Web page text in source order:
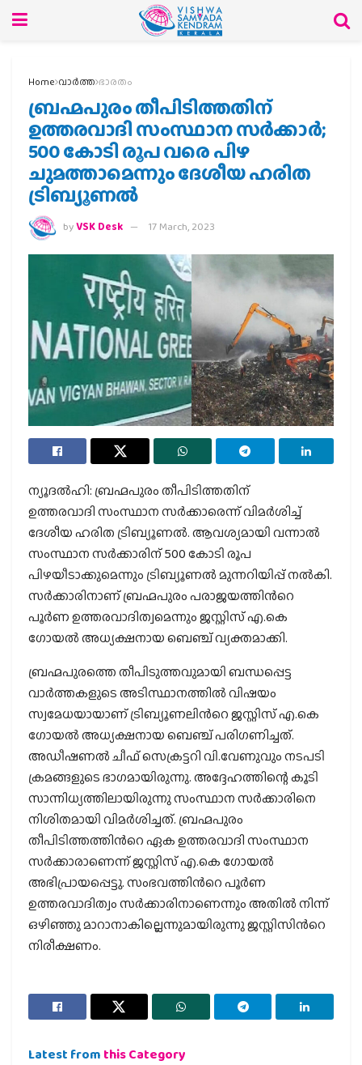
Home വാര്‍ത്ത ഭാരതം
ബ്രഹ്മപുരം തീപിടിത്തതിന്
ഉത്തരവാദി സംസ്ഥാന‍ സര്‍ക്കാര്‍;
500 കോടി രൂപ വരെ പിഴ
ചുമത്താമെന്നും ദേശീയ ഹരിത
ട്രിബ്യൂണല്‍
byVSK Desk 17 March, 2023
ന്യൂദല്‍ഹി: ബ്രഹ്മപുരം തീപിടിത്തതിന്
ഉത്തരവാദി സംസ്ഥാന സര്‍ക്കാരെന്ന് വിമര്‍ശിച്ച്
ദേശീയ ഹരിത ട്രിബ്യൂണല്‍. ആവശ്യമായി വന്നാല്‍
സംസ്ഥാന സര്‍ക്കാരിന് 500 കോടി രൂപ
പിഴയീടാക്കുമെന്നും ട്രിബ്യൂണല്‍ മുന്നറിയിപ്പ് നല്‍കി.
സര്‍ക്കാരിനാണ് ബ്രഹ്മപുരം പരാജയത്തിന്‍റെ
പൂര്‍ണ ഉത്തരവാദിത്വമെന്നും ജസ്റ്റിസ് എ.കെ
ഗോയല്‍ അധ്യക്ഷനായ ബെഞ്ച് വ്യക്തമാക്കി.
ബ്രഹ്മപുരത്തെ തീപിടുത്തവുമായി ബന്ധപ്പെട്ട
വാര്‍ത്തകളുടെ അടിസ്ഥാനത്തില്‍ വിഷയം
സ്വമേധയായാണ് ട്രിബ്യൂണലിന്‍റെ ജസ്റ്റിസ് എ.കെ
ഗോയല്‍ അധ്യക്ഷനായ ബെഞ്ച് പരിഗണിച്ചത്.
അഡീഷണല്‍ ചീഫ് സെക്രട്ടറി വി.വേണുവും നടപടി
ക്രമങ്ങളുടെ ഭാഗമായിരുന്നു. അദ്ദേഹത്തിന്റെ കൂടി
സാന്നിധ്യത്തിലായിരുന്നു സംസ്ഥാന സര്‍ക്കാരിനെ
നിശിതമായി വിമര്‍ശിച്ചത്. ബ്രഹ്മപുരം
തീപിടിത്തത്തിന്‍റെ ഏക ഉത്തരവാദി സംസ്ഥാന
സര്‍ക്കാരാണെന്ന് ജസ്റ്റിസ് എ.കെ ഗോയല്‍
അഭിപ്രായപ്പെട്ടു. സംഭവത്തിന്‍റെ പൂര്‍ണ
ഉത്തരവാദിത്വം സര്‍ക്കാരിനാണെന്നും അതില്‍ നിന്ന്
ഒഴിഞ്ഞു മാറാനാകില്ലെന്നുമായിരുന്നു ജസ്റ്റിസിന്‍റെ
നിരീക്ഷണം.
Latest from this Category